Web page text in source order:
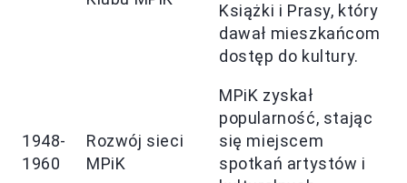
Książki i Prasy, który
dawał mieszkańcom
dostęp do kultury.
1948-
1960
Rozwój sieci
MPiK
MPiK zyskał
popularność, stając
się miejscem
spotkań artystów i